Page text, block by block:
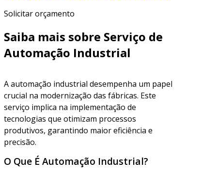
Solicitar orçamento
Saiba mais sobre Serviço de
Automação Industrial
A automação industrial desempenha um papel
crucial na modernização das fábricas. Este
serviço implica na implementação de
tecnologias que otimizam processos
produtivos, garantindo maior eficiência e
precisão.
O Que É Automação Industrial?